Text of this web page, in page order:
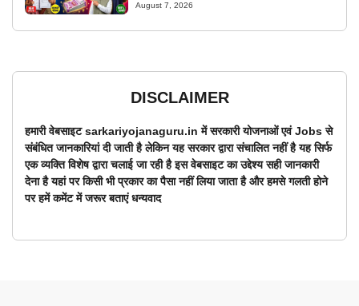
August 7, 2026
DISCLAIMER
हमारी वेबसाइट sarkariyojanaguru.in में सरकारी योजनाओं एवं Jobs से
संबंधित जानकारियां दी जाती है लेकिन यह सरकार द्वारा संचालित नहीं है यह सिर्फ
एक व्यक्ति विशेष द्वारा चलाई जा रही है इस वेबसाइट का उद्देश्य सही जानकारी
देना है यहां पर किसी भी प्रकार का पैसा नहीं लिया जाता है और हमसे गलती होने
पर हमें कमेंट में जरूर बताएं धन्यवाद